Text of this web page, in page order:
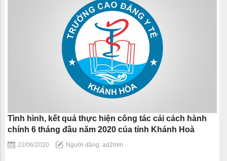
Tình hình, kết quả thực hiện công tác cải cách hành
chính 6 tháng đầu năm 2020 của tỉnh Khánh Hoà
22/06/2020 Người đăng: ad2min